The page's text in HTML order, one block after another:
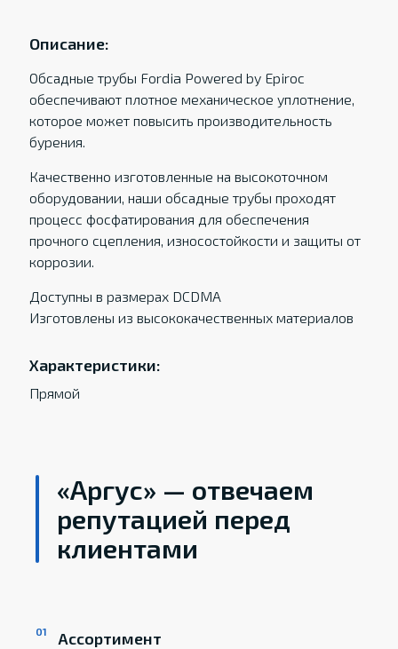
Описание:
Обсадные трубы Fordia Powered by Epiroc
обеспечивают плотное механическое уплотнение,
которое может повысить производительность
бурения.
Качественно изготовленные на высокоточном
оборудовании, наши обсадные трубы проходят
процесс фосфатирования для обеспечения
прочного сцепления, износостойкости и защиты от
коррозии.
Доступны в размерах DCDMA
Изготовлены из высококачественных материалов
Характеристики:
Прямой
«Аргус» — отвечаем
репутацией перед
клиентами
Ассортимент